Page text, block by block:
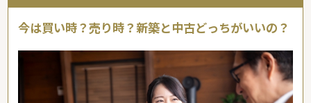
今は買い時？売り時？新築と中古どっちがいいの？